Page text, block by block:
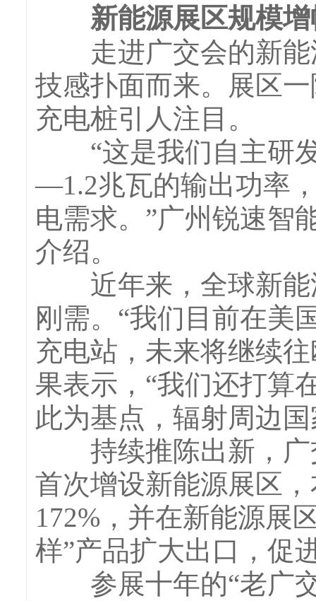
新能源展区规模增
走进广交会的新能
技感扑面而来。展区
充电桩引人注目。
“这是我们自主研发
—1.2兆瓦的输出功率
电需求。”广州锐速智
介绍。
近年来，全球新能
刚需。“我们目前在美
充电站，未来将继续
果表示，“我们还打算
此为基点，辐射周边国
持续推陈出新，广
首次增设新能源展区
172%，并在新能源展
样”产品扩大出口，促
参展十年的“老广交